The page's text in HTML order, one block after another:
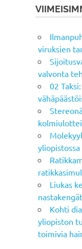
viruksien
valvonta
02
Liukas
Kohti
yliopiston
toimivia